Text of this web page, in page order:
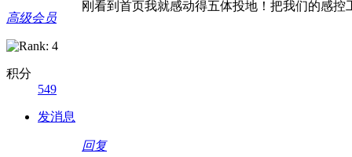
高级会员
积分
549
发消息
刚看到首页我就感动得五体投地！把我们的感
回复